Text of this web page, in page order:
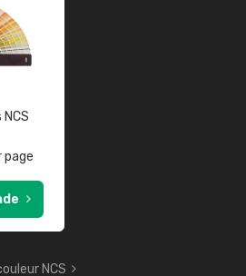
page
NCS